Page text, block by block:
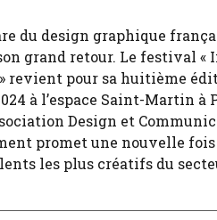
du design graphique
grand retour. Le festival «
revient pour sa huitième
à l’espace Saint-Martin à
Design et
promet une nouvelle fois
les plus créatifs du